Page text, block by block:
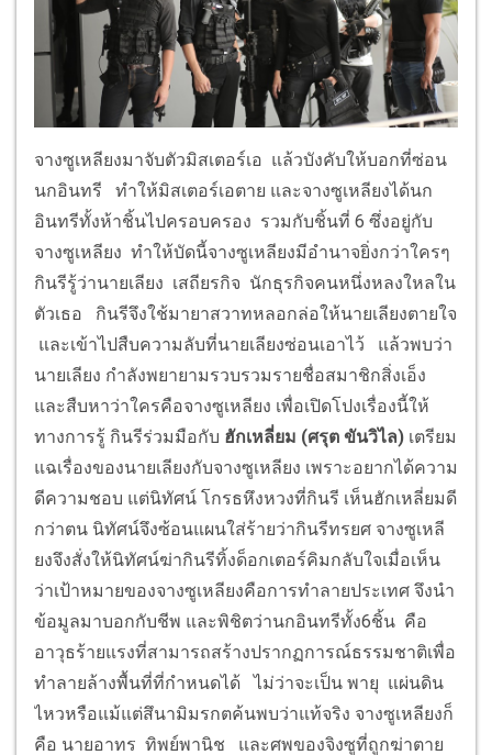
จางซูเหลียงมาจับตัวมิสเตอร์เอ แล้วบังคับให้บอกที่ซ่อน
นกอินทรี ทำให้มิสเตอร์เอตาย และจางซูเหลียงได้นก
อินทรีทั้งห้าชิ้นไปครอบครอง รวมกับชิ้นที่ 6 ซึ่งอยู่กับ
จางซูเหลียง ทำให้บัดนี้จางซูเหลียงมีอำนาจยิ่งกว่าใครๆ
กินรีรู้ว่านายเลียง เสถียรกิจ นักธุรกิจคนหนึ่งหลงใหลใน
ตัวเธอ กินรีจึงใช้มายาสวาทหลอกล่อให้นายเลียงตายใจ
และเข้าไปสืบความลับที่นายเลียงซ่อนเอาไว้ แล้วพบว่า
นายเลียง กำลังพยายามรวบรวมรายชื่อสมาชิกสิ่งเอ็ง
และสืบหาว่าใครคือจางซูเหลียง เพื่อเปิดโปงเรื่องนี้ให้
ทางการรู้ กินรีร่วมมือกับ ฮักเหลี่ยม (ศรุต ขันวิไล) เตรียม
แฉเรื่องของนายเลียงกับจางซูเหลียง เพราะอยากได้ความ
ดีความชอบ แต่นิทัศน์ โกรธหึงหวงที่กินรี เห็นฮักเหลี่ยมดี
กว่าตน นิทัศน์จึงซ้อนแผนใส่ร้ายว่ากินรีทรยศ จางซูเหลี
ยงจึงสั่งให้นิทัศน์ฆ่ากินรีทิ้งด็อกเตอร์คิมกลับใจเมื่อเห็น
ว่าเป้าหมายของจางซูเหลียงคือการทำลายประเทศ จึงนำ
ข้อมูลมาบอกกับชีพ และพิชิตว่านกอินทรีทั้ง6ชิ้น คือ
อาวุธร้ายแรงที่สามารถสร้างปรากฏการณ์ธรรมชาติเพื่อ
ทำลายล้างพื้นที่ที่กำหนดได้ ไม่ว่าจะเป็น พายุ แผ่นดิน
ไหวหรือแม้แต่สึนามิมรกตค้นพบว่าแท้จริง จางซูเหลียงก็
คือ นายอาทร ทิพย์พานิช และศพของจิงซูที่ถูกฆ่าตาย